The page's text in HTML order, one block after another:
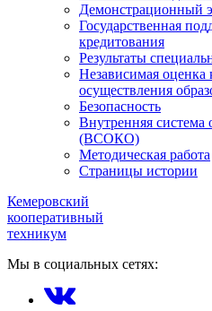
Демонстрационный
Государственная
кредитования
Результаты
Независимая оценка
осуществления
Безопасность
Внутренняя система
(ВСОКО)
Методическая работа
Страницы истории
Кемеровский
кооперативный
техникум
Мы в социальных сетях: